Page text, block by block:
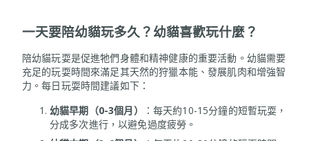
一天要陪幼貓玩多久？幼貓喜歡玩什麼？
陪幼貓玩耍是促進牠們身體和精神健康的重要活動。幼貓需要
充足的玩耍時間來滿足其天然的狩獵本能、發展肌肉和增強智
力。每日玩耍時間建議如下：
幼貓早期（0-3個月）
：每天約10-15分鐘的短暫玩耍，
分成多次進行，以避免過度疲勞。